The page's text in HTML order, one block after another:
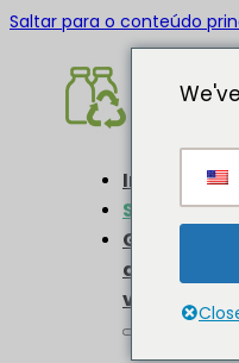
Saltar para o conteúdo
Início
Sobre
Garrafas
de
vidro